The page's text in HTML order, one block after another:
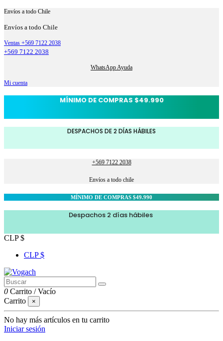
Envíos a todo Chile
Envíos a todo Chile
Ventas +569 7122 2038
+569 7122 2038
WhatsApp Ayuda
Mi cuenta
MÍNIMO DE COMPRAS $49.990
DESPACHOS DE 2 DÍAS HÁBILES
+569 7122 2038
Envíos a todo chile
MÍNIMO DE COMPRAS $49.990
Despachos 2 días hábiles
CLP $
CLP $
0 Carrito /Vacío
Carrito
×
No hay más artículos en tu carrito
Iniciar sesión